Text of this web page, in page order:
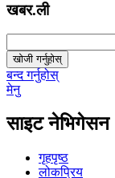
खबर.ली
खोजी गर्नुहोस्
बन्द गर्नुहोस्
मेनु
साइट नेभिगेसन
गृहपृष्ठ
लोकप्रिय